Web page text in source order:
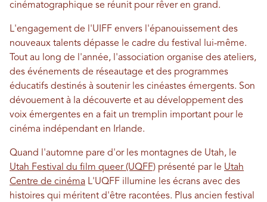
cinématographique se réunit pour rêver en grand.
L'engagement de l'UIFF envers l'épanouissement des
nouveaux talents dépasse le cadre du festival lui-même.
Tout au long de l'année, l'association organise des ateliers,
des événements de réseautage et des programmes
éducatifs destinés à soutenir les cinéastes émergents. Son
dévouement à la découverte et au développement des
voix émergentes en a fait un tremplin important pour le
cinéma indépendant en Irlande.
Quand l'automne pare d'or les montagnes de Utah, le
Utah Festival du film queer (UQFF) présenté par le Utah
Centre de cinéma L'UQFF illumine les écrans avec des
histoires qui méritent d'être racontées. Plus ancien festival